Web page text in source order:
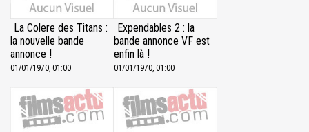
La Colere des Titans :
la nouvelle bande
annonce !
01/01/1970, 01:00
Expendables 2 : la
bande annonce VF est
enfin là !
01/01/1970, 01:00